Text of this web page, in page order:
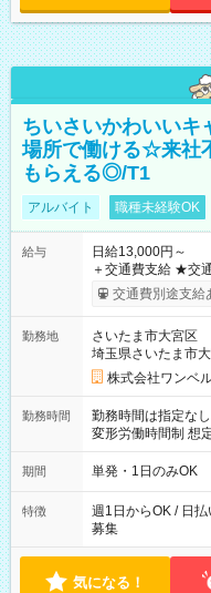
ちいさいかわいいキ
場所で働ける☆来社
もらえる◎/T1
アルバイト 職種未経験OK
給与
日給13,000円～
＋交通費支給 ★交通費全額支給！ ┗案件により規定あり ★日払
いOK！（規定あ
ンビニATMから 日払い
交通費別途支給
勤務地
さいたま市大宮区
埼玉県さいたま市
株式会社ワンベ
勤務時間
勤務時間は指定なし
変形労働時間制 想定労働時間
～21：00
期間 単発・1日のみOK
特徴
週1日からOK / 日
募集
気になる！